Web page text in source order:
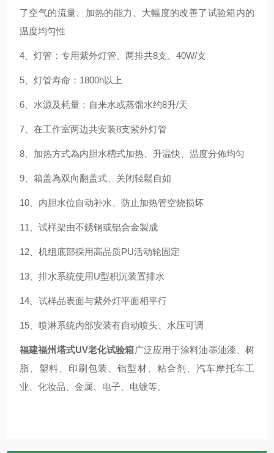
了空气的流量、加热的能力、大幅度的改善了试验箱内的
温度均匀性
4 、灯管：专用紫外灯管、两排共8支、 40W/支
5 、灯管寿命： 1800h以上
6 、水源及耗量：自来水或蒸馏水约8升/天
7 、在工作室两边共安装8支紫外灯管
8 、加热方式為内胆水槽式加热、升温快、温度分佈均匀
9 、箱盖為双向翻盖式、关闭轻鬆自如
10 、内胆水位自动补水、防止加热管空烧损坏
11 、试样架由不銹钢或铝合金製成
12 、机组底部採用高品质PU活动轮固定
13 、排水系统使用U型积沉装置排水
14 、试样品表面与紫外灯平面相平行
15 、喷淋系统内部安装有自动喷头、水压可调
福建福州塔式UV老化试验箱广泛应用于涂料油墨油漆、树
脂、塑料、印刷包装、铝型材、粘合剂、汽车摩托车工
业、化妆品、金属、电子、电镀等。